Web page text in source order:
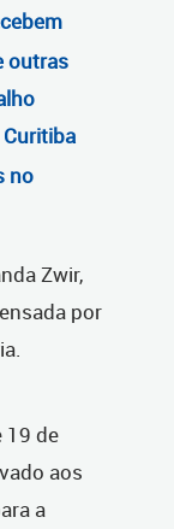
outras
no
Zwir,
por
19 de
aos
a